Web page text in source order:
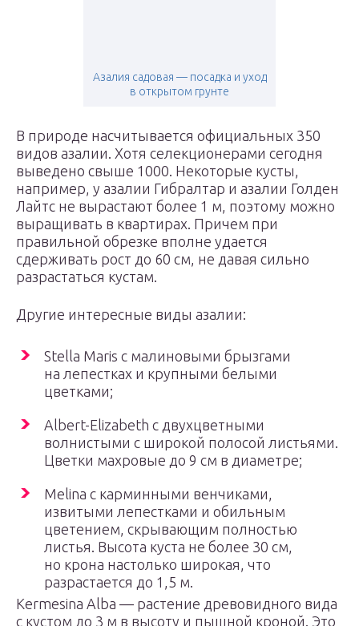
Азалия садовая — посадка и уход
в открытом грунте
В природе насчитывается официальных 350
видов азалии. Хотя селекционерами сегодня
выведено свыше 1000. Некоторые кусты,
например, у азалии Гибралтар и азалии Голден
Лайтс не вырастают более 1 м, поэтому можно
выращивать в квартирах. Причем при
правильной обрезке вполне удается
сдерживать рост до 60 см, не давая сильно
разрастаться кустам.
Другие интересные виды азалии:
Stella Maris с малиновыми брызгами
на лепестках и крупными белыми
цветками;
Albert-Elizabeth с двухцветными
волнистыми с широкой полосой листьями.
Цветки махровые до 9 см в диаметре;
Melina с карминными венчиками,
извитыми лепестками и обильным
цветением, скрывающим полностью
листья. Высота куста не более 30 см,
но крона настолько широкая, что
разрастается до 1,5 м.
Kermesina Alba — растение древовидного вида
с кустом до 3 м в высоту и пышной кроной. Это